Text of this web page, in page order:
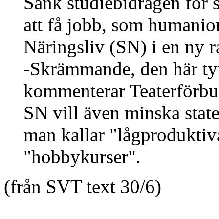
att få jobb, som
Näringsliv (SN) i en ny
-Skrämmande, den här
kommenterar
SN vill även minska
man kallar
"hobbykurser".
(från SVT text 30/6)